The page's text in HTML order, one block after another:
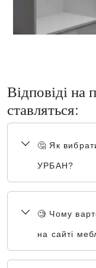
Відповіді на
ставляться:
🤔 Як
УРБАН?
🧐 Чому
на сайті